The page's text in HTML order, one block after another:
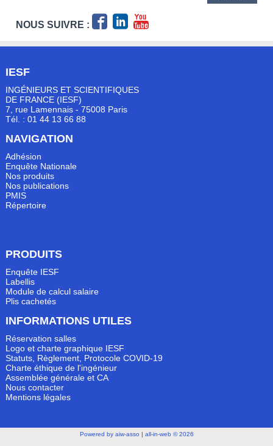
NOUS SUIVRE :
IESF
INGÉNIEURS ET SCIENTIFIQUES
DE FRANCE (IESF)
7, rue Lamennais - 75008 Paris
Tél. : 01 44 13 66 88
NAVIGATION
Adhésion
Enquête Nationale
Nos produits
Nos publications
PMIS
Répertoire
PRODUITS
Enquête IESF
Labellis
Module de calcul salaire
Plis cachetés
INFORMATIONS UTILES
Réservation salles
Logo et charte graphique IESF
Statuts, Règlement, Protocole COVID-19
Charte éthique de l'ingénieur
Assemblée générale et CA
Nous contacter
Mentions légales
Powered by aiw-asso | all-in-web © 2026